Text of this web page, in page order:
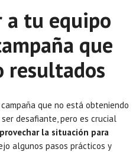
a tu equipo
que
resultados
que no está obteniendo
desafiante, pero es crucial
la situación para
algunos pasos prácticos y